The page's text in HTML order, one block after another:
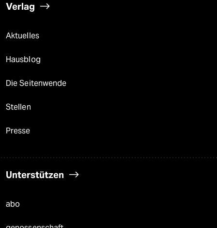
Verlag
Aktuelles
Hausblog
Die Seitenwende
Stellen
Presse
Unterstützen
abo